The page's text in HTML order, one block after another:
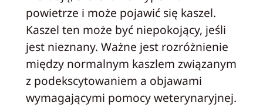
powietrze i może pojawić się kaszel.
Kaszel ten może być niepokojący, jeśli
jest nieznany. Ważne jest rozróżnienie
między normalnym kaszlem związanym
z podekscytowaniem a objawami
wymagającymi pomocy weterynaryjnej.